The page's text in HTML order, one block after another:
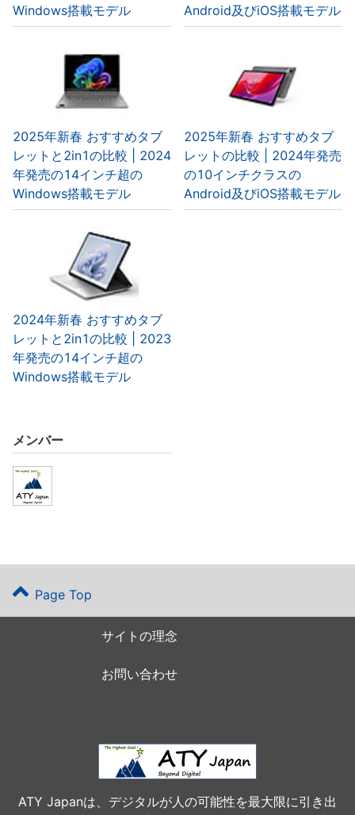
Windows搭載モデル
Android及びiOS搭載モデル
2025年新春 おすすめタブ
レットと2in1の比較 | 2024
年発売の14インチ超の
Windows搭載モデル
2025年新春 おすすめタブ
レットの比較 | 2024年発売
の10インチクラスの
Android及びiOS搭載モデル
2024年新春 おすすめタブ
レットと2in1の比較 | 2023
年発売の14インチ超の
Windows搭載モデル
メンバー
Page Top
サイトの理念
お問い合わせ
ATY Japanは、デジタルが人の可能性を最大限に引き出